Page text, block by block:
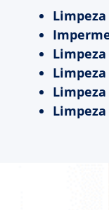
Limpeza
Limpeza
Limpeza